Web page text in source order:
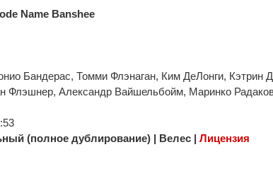
Name Banshee
Бандерас, Томми Флэнаган, Ким ДеЛонги, Кэтрин
Флэшнер, Александр Вайшельбойм, Маринко
(полное дублирование) | Велес | Лицензия